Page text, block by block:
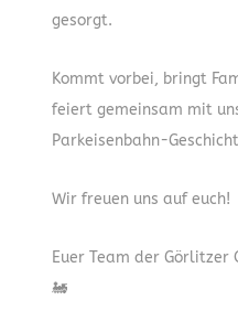
gesorgt.
Kommt vorbei, bringt
feiert gemeinsam mit
Parkeisenbahn-
Wir freuen uns auf euch!
Euer Team der Görlitzer
🚂